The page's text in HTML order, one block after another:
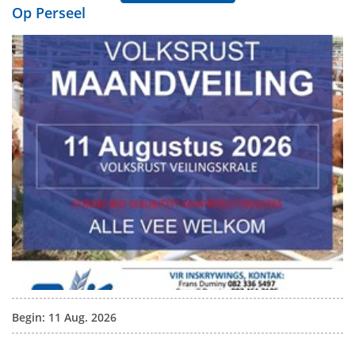
Op Perseel
Begin: 11 Aug. 2026